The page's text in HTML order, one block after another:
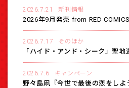
2026.7.21 新刊情報
2026年9月発売 from RED COMICS
2026.7.17 そのほか
「ハイド・アンド・シーク」聖地
2026.7.6 キャンペーン
野々島凧『今世で最後の恋をし